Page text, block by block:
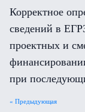
Корректное
сведений в
проектных и
при
« Предыдующая